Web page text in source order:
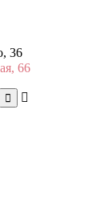
36
66

